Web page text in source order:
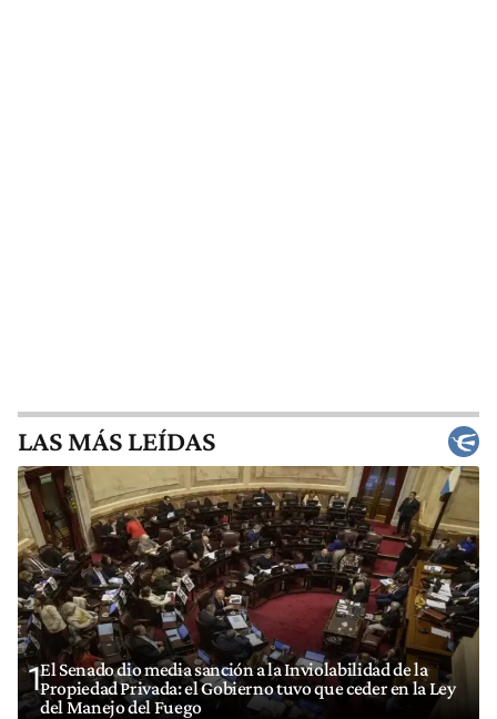
LAS MÁS LEÍDAS
1El Senado dio media sanción a la Inviolabilidad de la
Propiedad Privada: el Gobierno tuvo que ceder en la Ley
del Manejo del Fuego